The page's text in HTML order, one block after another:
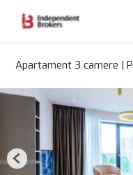
Apartament 3 camere |
Previous